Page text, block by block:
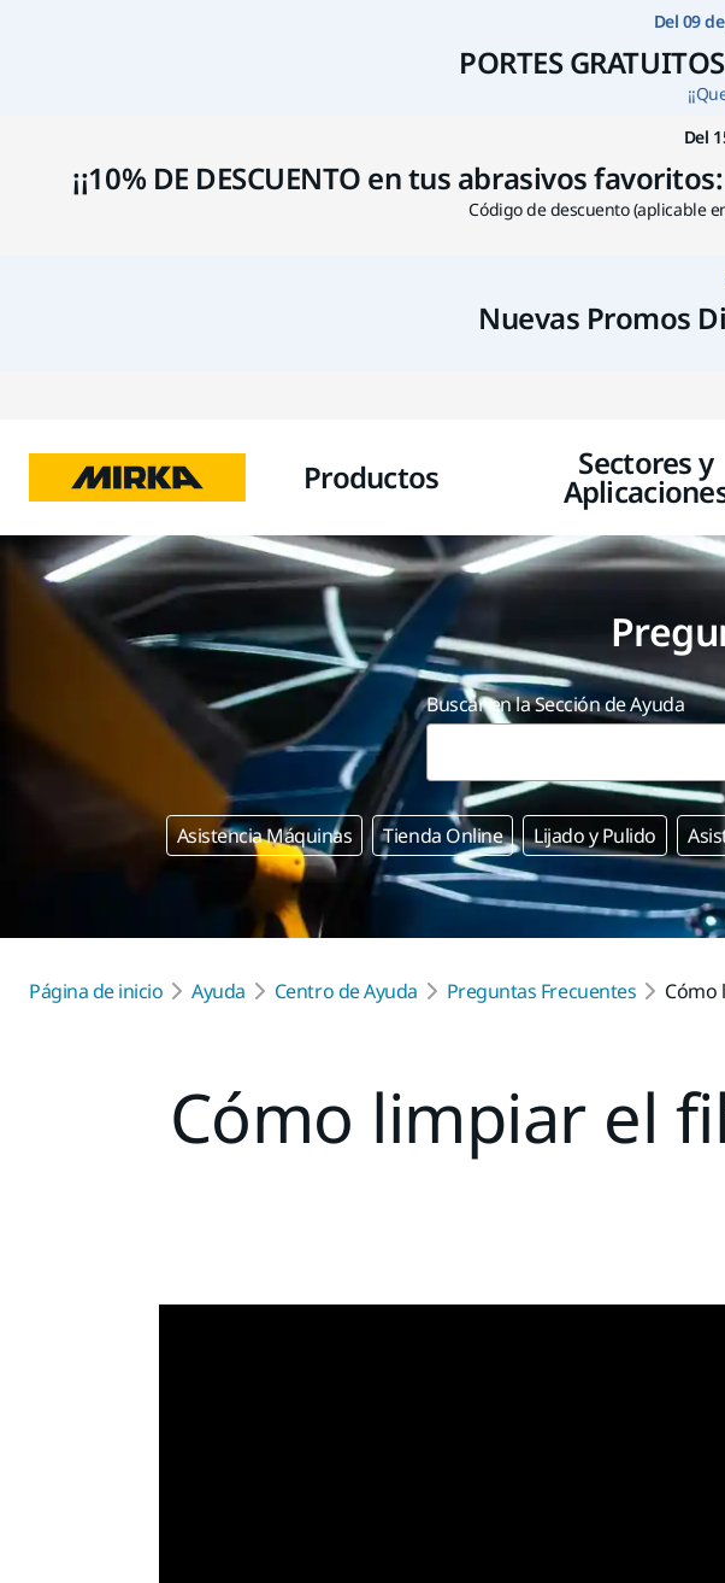
Del 09
PORTES
Del
¡¡10% DE DESCUENTO en tus abrasivos
Código de descuento (aplicable
Nuevas Promos
Productos Sectores y
Buscar en la Sección de Ayuda
Asistencia Máquinas Tienda Online Lijado y Pulido
Página de inicio Ayuda Centro de Ayuda Preguntas Frecuentes Cómo
Cómo limpiar el